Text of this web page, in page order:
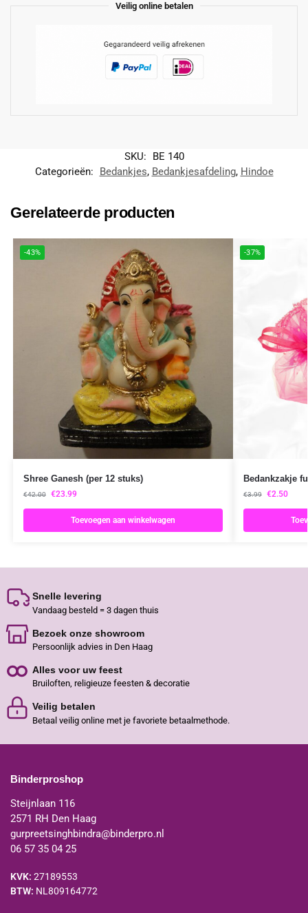
Veilig online betalen
SKU:
BE 140
Categorieën:
Bedankjes, Bedankjesafdeling, Hindoe
Gerelateerde producten
-43%
Shree Ganesh (per 12 stuks)
€42.00 €23.99
Toevoegen aan winkelwagen
-37%
Bedankzakje
€3.99 €2.50
Snelle levering
Vandaag besteld = 3 dagen thuis
Bezoek onze showroom
Persoonlijk advies in Den Haag
Alles voor uw feest
Bruiloften, religieuze feesten & decoratie
Veilig betalen
Betaal veilig online met je favoriete betaalmethode.
Binderproshop
Steijnlaan 116
2571 RH Den Haag
gurpreetsinghbindra@binderpro.nl
06 57 35 04 25
KVK: 27189553
BTW: NL809164772